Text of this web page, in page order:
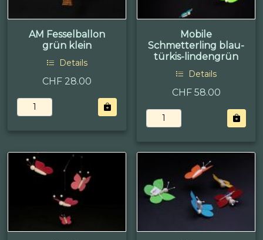
AM Fesselballon
grün klein
Details
CHF 28.00
Mobile
Schmetterling blau-
türkis-lindengrün
Details
CHF 58.00